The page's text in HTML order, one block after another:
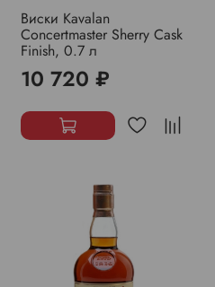
Виски Kavalan
Concertmaster Sherry Cask
Finish, 0.7 л
10 720 ₽